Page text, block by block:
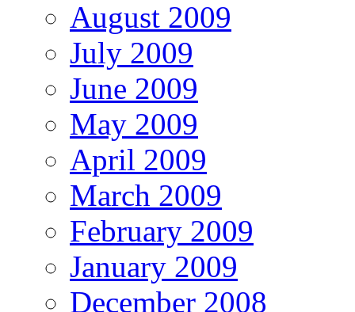
August 2009
July 2009
June 2009
May 2009
April 2009
March 2009
February 2009
January 2009
December 2008